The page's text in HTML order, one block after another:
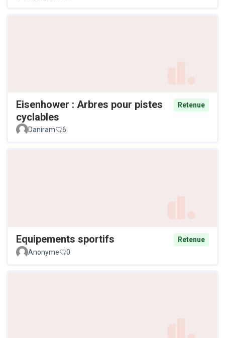
Eisenhower : Arbres pour pistes
cyclables
Retenue
Daniram 6
Equipements sportifs
Retenue
Anonyme
0